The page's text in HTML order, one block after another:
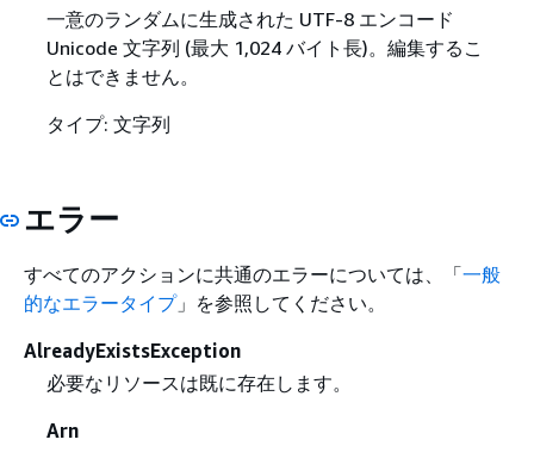
一意のランダムに生成された UTF-8 エンコード
Unicode 文字列 (最大 1,024 バイト長)。編集するこ
とはできません。
タイプ: 文字列
エラー
すべてのアクションに共通のエラーについては、「一般
的なエラータイプ」を参照してください。
AlreadyExistsException
必要なリソースは既に存在します。
Arn